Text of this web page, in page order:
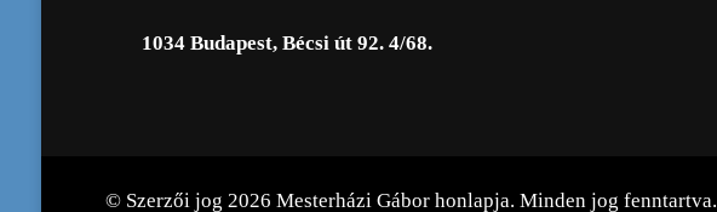
1034 Budapest, Bécsi út 92. 4/68.
© Szerzői jog 2026 Mesterházi Gábor honlapja. Minden jog fenntartva.